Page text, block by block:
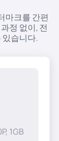
마크를 간편
정 없이, 전
있습니다.
1GB